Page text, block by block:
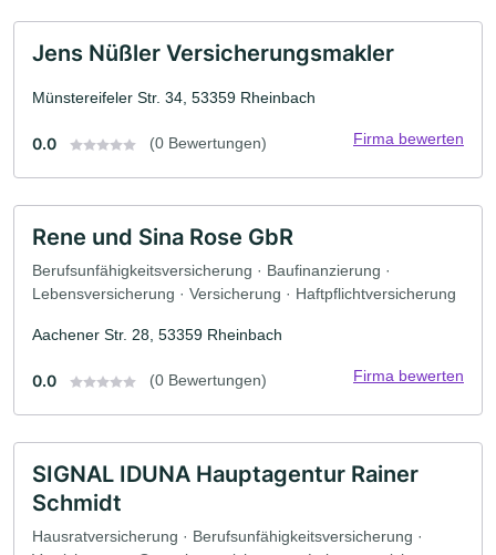
Jens Nüßler Versicherungsmakler
Münstereifeler Str. 34, 53359 Rheinbach
0.0 (0 Bewertungen) Firma bewerten
Rene und Sina Rose GbR
Berufsunfähigkeitsversicherung · Baufinanzierung ·
Lebensversicherung · Versicherung · Haftpflichtversicherung
Aachener Str. 28, 53359 Rheinbach
0.0 (0 Bewertungen) Firma bewerten
SIGNAL IDUNA Hauptagentur Rainer
Schmidt
Hausratversicherung · Berufsunfähigkeitsversicherung ·